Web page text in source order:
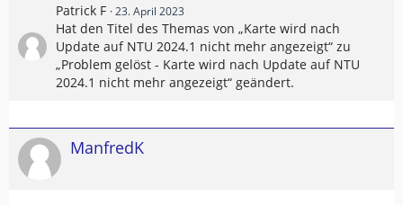
Patrick F 23. April 2023
Hat den Titel des Themas von „Karte wird nach
Update auf NTU 2024.1 nicht mehr angezeigt“ zu
„Problem gelöst - Karte wird nach Update auf NTU
2024.1 nicht mehr angezeigt“ geändert.
ManfredK